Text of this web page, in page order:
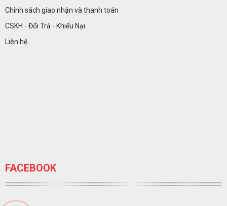
Chính sách giao nhận và thanh toán
CSKH - Đổi Trả - Khiếu Nại
Liên hệ
FACEBOOK